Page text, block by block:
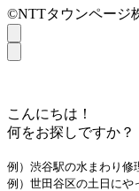
©NTTタウンページ
こんにちは！
何をお探しですか？
例）渋谷駅の水まわり修
例）世田谷区の土日にや